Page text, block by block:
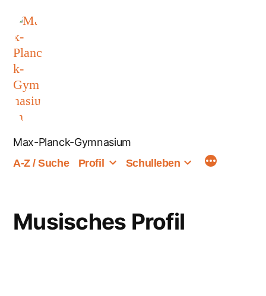
Inhalt
springen
Max-Planck-Gymnasium
A-Z / Suche Profil Schulleben
Musisches Profil